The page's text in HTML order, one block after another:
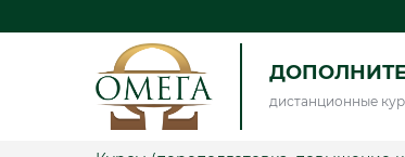
дистанционные